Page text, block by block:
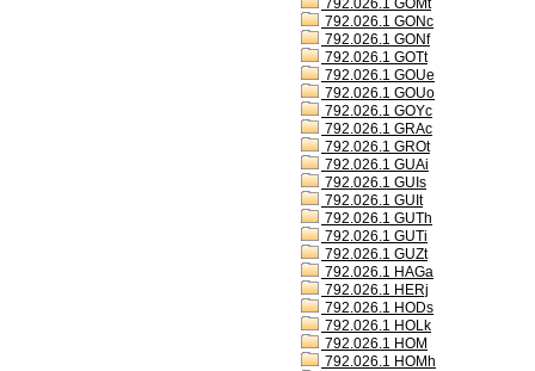
792.026.1 GOMt
792.026.1 GONc
792.026.1 GONf
792.026.1 GOTt
792.026.1 GOUe
792.026.1 GOUo
792.026.1 GOYc
792.026.1 GRAc
792.026.1 GROt
792.026.1 GUAi
792.026.1 GUIs
792.026.1 GUIt
792.026.1 GUTh
792.026.1 GUTi
792.026.1 GUZt
792.026.1 HAGa
792.026.1 HERj
792.026.1 HODs
792.026.1 HOLk
792.026.1 HOM
792.026.1 HOMh